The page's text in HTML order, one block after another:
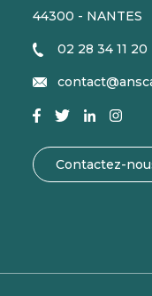
44300 - NANTES
02 28 34 11 20
Contactez-